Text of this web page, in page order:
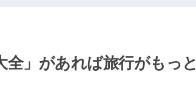
全」があれば旅行がもっと